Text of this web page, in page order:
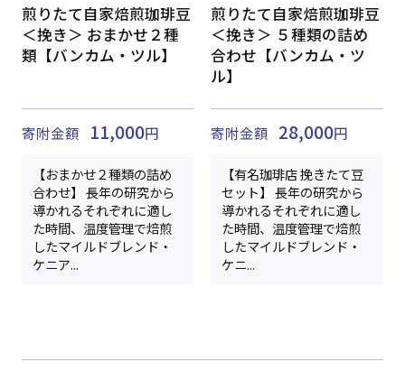
煎りたて自家焙煎珈琲豆
＜挽き＞ おまかせ２種
類【バンカム・ツル】
寄附金額 11,000円
【おまかせ２種類の詰め
合わせ】 長年の研究から
導かれるそれぞれに適し
た時間、温度管理で焙煎
したマイルドブレンド・
ケニア...
煎りたて自家焙煎珈琲豆
＜挽き＞ ５種類の詰め
合わせ【バンカム・ツ
ル】
寄附金額 28,000円
【有名珈琲店 挽きたて豆
セット】 長年の研究から
導かれるそれぞれに適し
た時間、温度管理で焙煎
したマイルドブレンド・
ケニ...